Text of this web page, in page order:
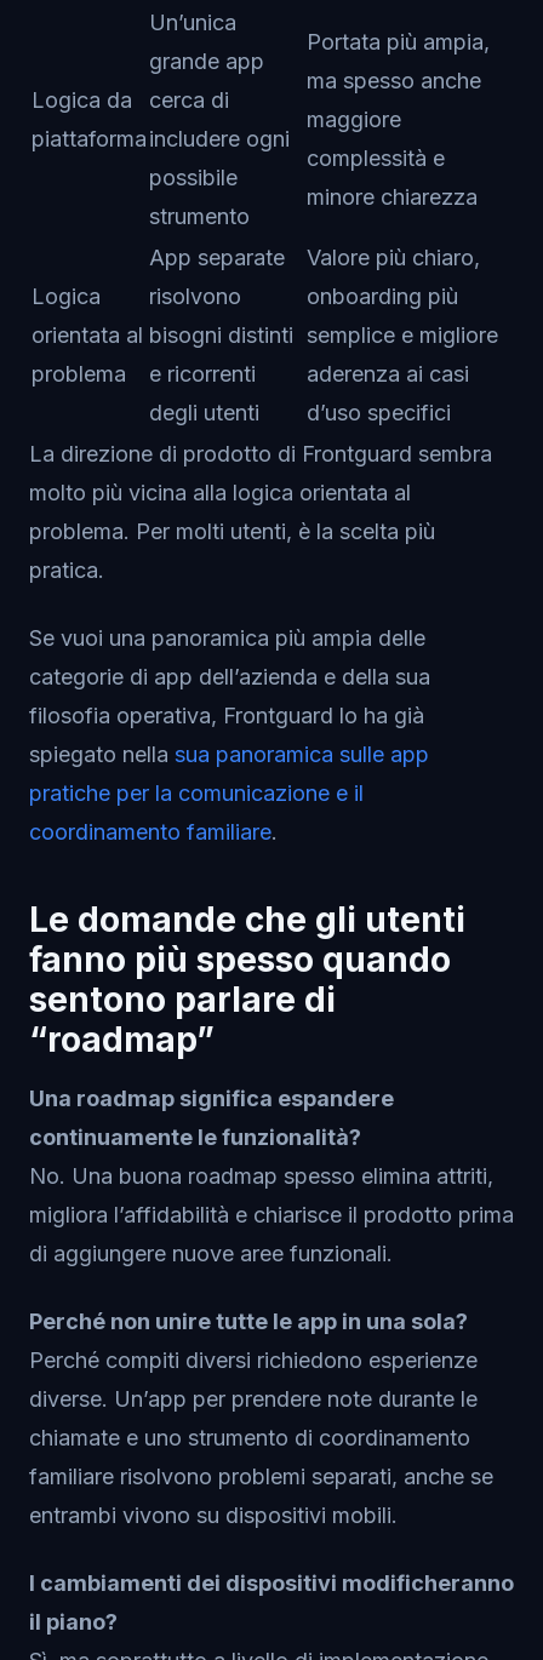
Logica da
piattaforma
Un’unica
grande app
cerca di
includere ogni
possibile
strumento
Portata più ampia,
ma spesso anche
maggiore
complessità e
minore chiarezza
Logica
orientata al
problema
App separate
risolvono
bisogni distinti
e ricorrenti
degli utenti
Valore più chiaro,
onboarding più
semplice e migliore
aderenza ai casi
d’uso specifici
La direzione di prodotto di Frontguard sembra
molto più vicina alla logica orientata al
problema. Per molti utenti, è la scelta più
pratica.
Se vuoi una panoramica più ampia delle
categorie di app dell’azienda e della sua
filosofia operativa, Frontguard lo ha già
spiegato nella sua panoramica sulle app
pratiche per la comunicazione e il
coordinamento familiare.
Le domande che gli utenti
fanno più spesso quando
sentono parlare di
“roadmap”
Una roadmap significa espandere
continuamente le funzionalità?
No. Una buona roadmap spesso elimina attriti,
migliora l’affidabilità e chiarisce il prodotto prima
di aggiungere nuove aree funzionali.
Perché non unire tutte le app in una sola?
Perché compiti diversi richiedono esperienze
diverse. Un’app per prendere note durante le
chiamate e uno strumento di coordinamento
familiare risolvono problemi separati, anche se
entrambi vivono su dispositivi mobili.
I cambiamenti dei dispositivi modificheranno
il piano?